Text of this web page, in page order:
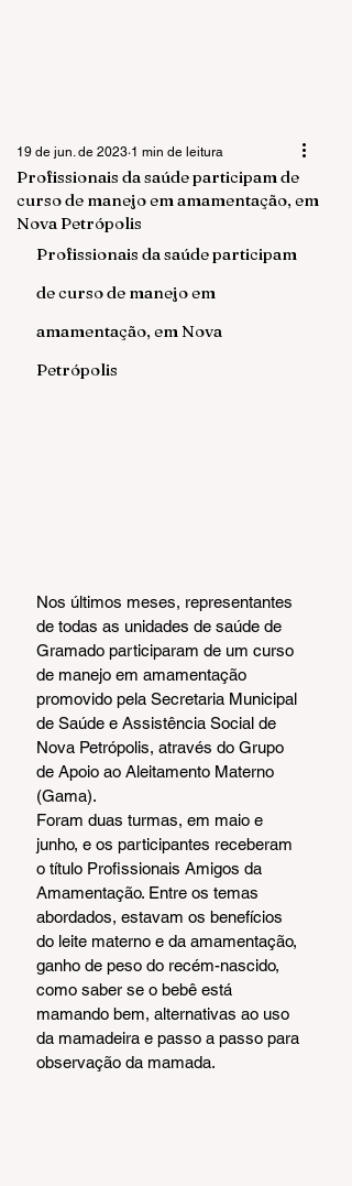
Profissionais da saúde participam de
curso de manejo em amamentação, em
Nova Petrópolis
19 de jun. de 2023 1 min de leitura
Profissionais da saúde participam
de curso de manejo em
amamentação, em Nova
Petrópolis
Nos últimos meses, representantes
de todas as unidades de saúde de
Gramado participaram de um curso
de manejo em amamentação
promovido pela Secretaria Municipal
de Saúde e Assistência Social de
Nova Petrópolis, através do Grupo
de Apoio ao Aleitamento Materno
(Gama).
Foram duas turmas, em maio e
junho, e os participantes receberam
o título Profissionais Amigos da
Amamentação. Entre os temas
abordados, estavam os benefícios
do leite materno e da amamentação,
ganho de peso do recém-nascido,
como saber se o bebê está
mamando bem, alternativas ao uso
da mamadeira e passo a passo para
observação da mamada.